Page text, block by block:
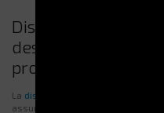
Distributeur d’EPI :
des gants,
protection
La distribution automatique d’EPI
assurant un accès rapide aux